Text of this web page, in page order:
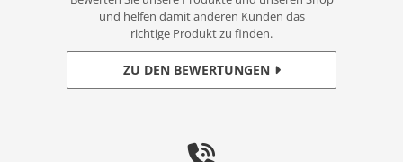
und helfen damit anderen Kunden das
richtige Produkt zu finden.
ZU DEN BEWERTUNGEN